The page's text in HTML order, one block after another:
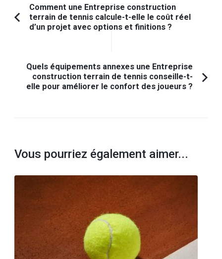
Navigation
d'article
Article
Comment une Entreprise construction
terrain de tennis calcule-t-elle le coût réel
d’un projet avec options et finitions ?
Quels équipements annexes une Entreprise
construction terrain de tennis conseille-t-
elle pour améliorer le confort des joueurs ?
Vous pourriez également aimer...